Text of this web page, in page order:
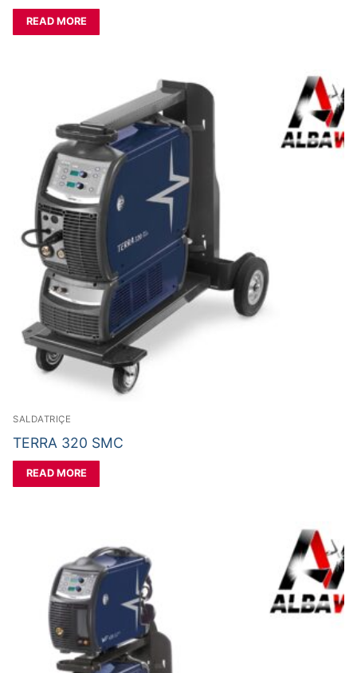
READ MORE
SALDATRIÇE
TERRA 320 SMC
READ MORE